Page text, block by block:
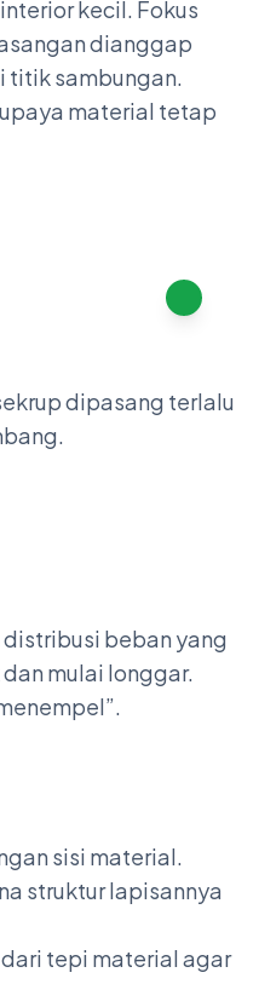
kecil. Fokus
dianggap
titik sambungan.
material tetap
dipasang terlalu
beban yang
mulai longgar.
sisi material.
struktur lapisannya
tepi material agar